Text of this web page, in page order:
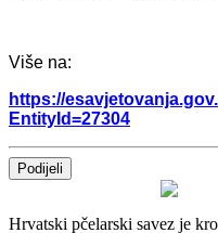
Više na:
https://
EntityId=27304
Podijeli
Hrvatski pčelarski savez je